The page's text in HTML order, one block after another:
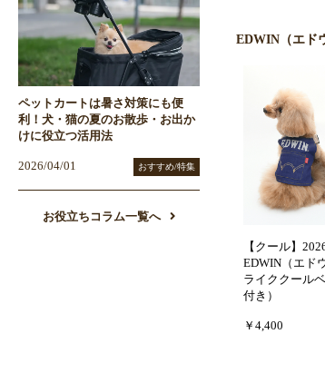
EDWIN（エド
【クール】
EDWIN（エド
ライククール
付き）
￥4,400
ペットカートは暑さ対策にも便
利！犬・猫の夏のお散歩・お出か
けに役立つ活用法
2026/04/01 おすすめ/特集
お役立ちコラム一覧へ